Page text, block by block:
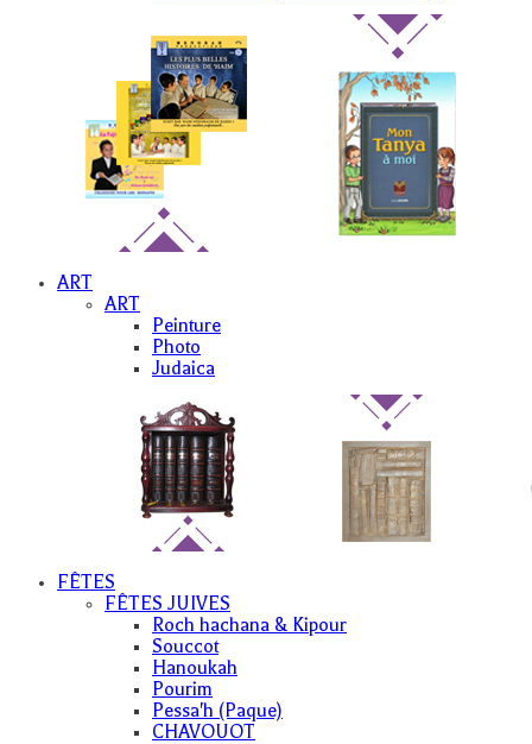
ART
ART
Peinture
Photo
Judaica
FÊTES
FÊTES JUIVES
Roch hachana & Kipour
Souccot
Hanoukah
Pourim
Pessa'h (Paque)
CHAVOUOT